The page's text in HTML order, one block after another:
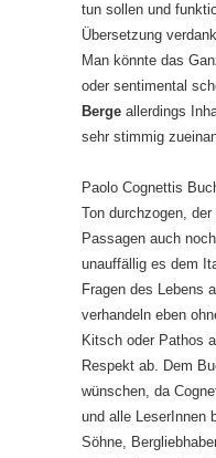
tun sollen und
Übersetzung
Man könnte das
oder sentimental
Berge allerdings
sehr stimmig
Paolo Cognettis
Ton durchzogen,
Passagen auch
unauffällig es dem
Fragen des Lebens
verhandeln eben
Kitsch oder Pathos
Respekt ab. Dem
wünschen, da
und alle LeserInnen
Söhne,